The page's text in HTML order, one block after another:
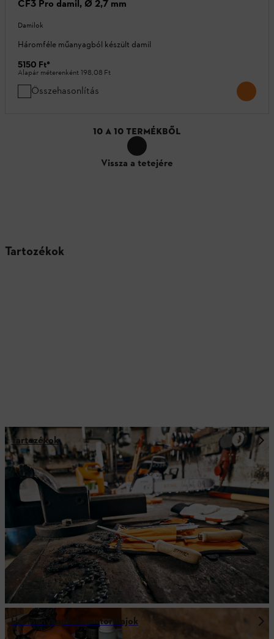
CF3 Pro damil, Ø 2,7 mm
Damilok
Háromféle műanyagból készült damil
5150 Ft*
Alapár méterenként198,08 Ft
Összehasonlítás
10 A 10 TERMÉKBŐL
Vissza a tetejére
Tartozékok
Tartozékok
Üzemanyagok és motorolajok